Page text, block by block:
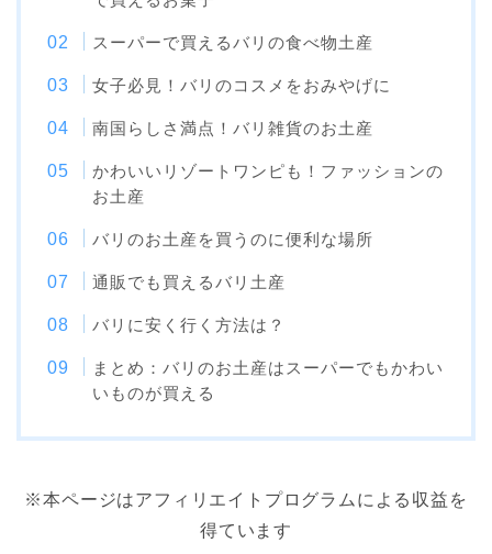
スーパーで買えるバリの食べ物土産
女子必見！バリのコスメをおみやげに
南国らしさ満点！バリ雑貨のお土産
かわいいリゾートワンピも！ファッションの
お土産
バリのお土産を買うのに便利な場所
通販でも買えるバリ土産
バリに安く行く方法は？
まとめ：バリのお土産はスーパーでもかわい
いものが買える
※本ページはアフィリエイトプログラムによる収益を
得ています